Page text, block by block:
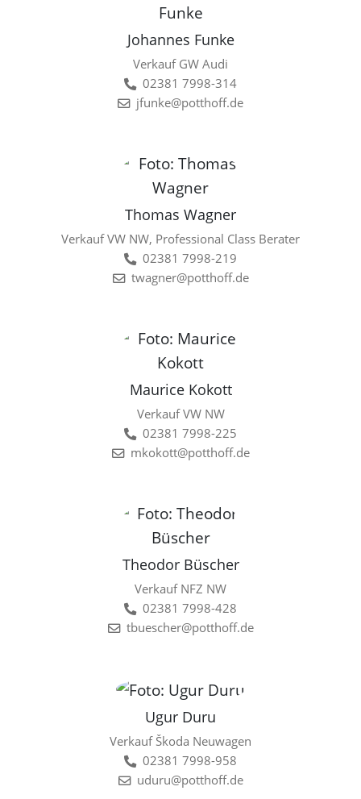
Johannes Funke
Verkauf GW Audi
02381 7998-314
jfunke@potthoff.de
Thomas Wagner
Verkauf VW NW, Professional Class Berater
02381 7998-219
twagner@potthoff.de
Maurice Kokott
Verkauf VW NW
02381 7998-225
mkokott@potthoff.de
Theodor Büscher
Verkauf NFZ NW
02381 7998-428
tbuescher@potthoff.de
Ugur Duru
Verkauf Škoda Neuwagen
02381 7998-958
uduru@potthoff.de